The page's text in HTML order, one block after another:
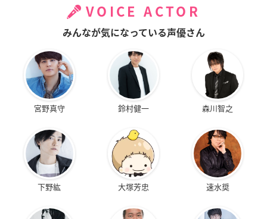
願いを叶えるため、己の音楽を示すため、愛する人のため、
様々な思惑を抱えたヴァンパイアたちが集うハラジュクに、
今、奇跡の歌が響く―――
【ストーリー】
周囲に馴染めず、内に強い孤独を抱えた少年・結希アンジュ。
天涯孤独の身になったのを機に、故郷を離れて憧れのアーティ
ストが活躍していた街・ハラジュクを訪れたところ、ヴィジュ
に遭遇する。
エネルギッシュなステージに圧倒される中、突然激しい痛みが
アンジュを襲う――
【スタッフ】
原作：上松範康／Afredes
VOICE ACTOR
みんなが気になっている声優さん
宮野真守 鈴村健一 森川智之
下野紘 大塚芳忠 速水奨